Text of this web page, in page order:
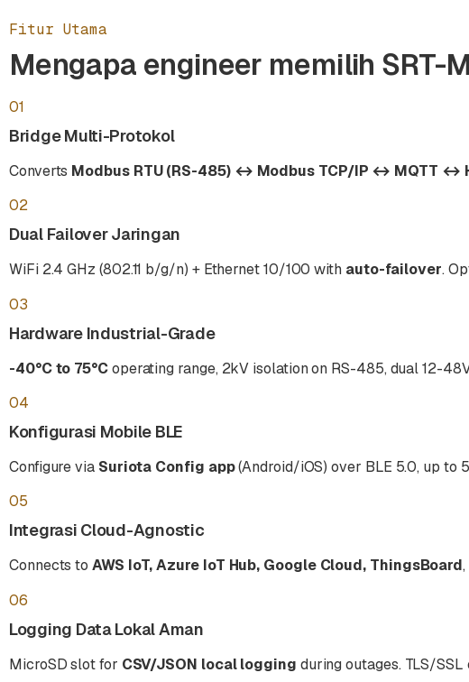
Fitur Utama
Mengapa engineer memilih SRT-
01
Bridge Multi-Protokol
Converts Modbus RTU (RS-485) ↔ Modbus TCP/IP ↔ MQTT ↔
02
Dual Failover Jaringan
WiFi 2.4 GHz (802.11 b/g/n) + Ethernet 10/100 with auto-failover.
03
Hardware Industrial-Grade
-40°C to 75°Coperating range, 2kV isolation on RS-485, dual 12-
04
Konfigurasi Mobile BLE
Configure via Suriota Config app(Android/iOS) over BLE 5.0, up to
05
Integrasi Cloud-Agnostic
Connects toAWS IoT, Azure IoT Hub, Google Cloud, ThingsBoard
06
Logging Data Lokal Aman
MicroSD slot for CSV/JSON local logging during outages. TLS/